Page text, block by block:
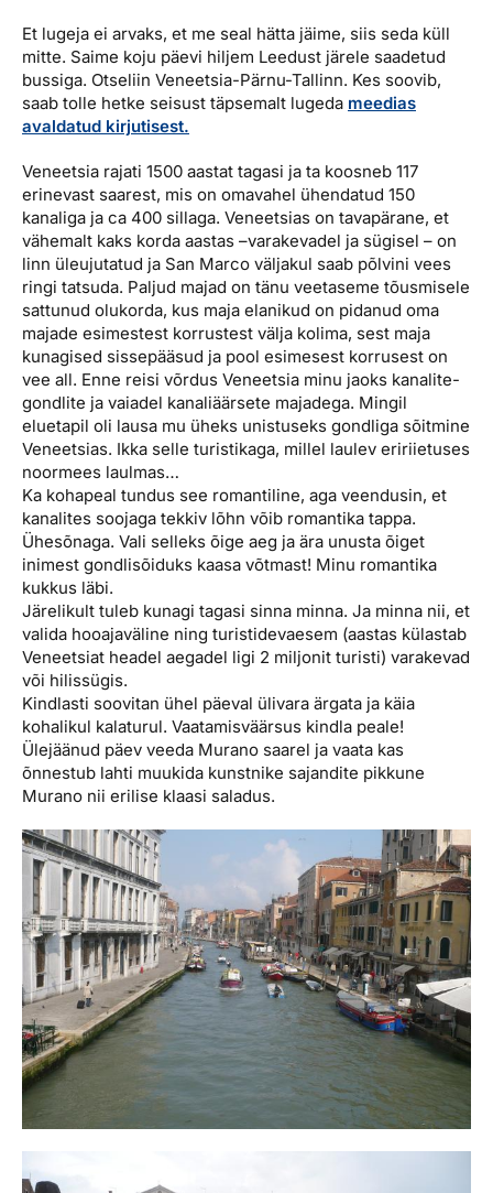
Et lugeja ei arvaks, et me seal hätta jäime, siis seda küll
mitte. Saime koju päevi hiljem Leedust järele saadetud
bussiga. Otseliin Veneetsia-Pärnu-Tallinn. Kes soovib,
saab tolle hetke seisust täpsemalt lugeda meedias
avaldatud kirjutisest.
Veneetsia rajati 1500 aastat tagasi ja ta koosneb 117
erinevast saarest, mis on omavahel ühendatud 150
kanaliga ja ca 400 sillaga. Veneetsias on tavapärane, et
vähemalt kaks korda aastas –varakevadel ja sügisel – on
linn üleujutatud ja San Marco väljakul saab põlvini vees
ringi tatsuda. Paljud majad on tänu veetaseme tõusmisele
sattunud olukorda, kus maja elanikud on pidanud oma
majade esimestest korrustest välja kolima, sest maja
kunagised sissepääsud ja pool esimesest korrusest on
vee all. Enne reisi võrdus Veneetsia minu jaoks kanalite-
gondlite ja vaiadel kanaliäärsete majadega. Mingil
eluetapil oli lausa mu üheks unistuseks gondliga sõitmine
Veneetsias. Ikka selle turistikaga, millel laulev eririietuses
noormees laulmas…
Ka kohapeal tundus see romantiline, aga veendusin, et
kanalites soojaga tekkiv lõhn võib romantika tappa.
Ühesõnaga. Vali selleks õige aeg ja ära unusta õiget
inimest gondlisõiduks kaasa võtmast! Minu romantika
kukkus läbi.
Järelikult tuleb kunagi tagasi sinna minna. Ja minna nii, et
valida hooajaväline ning turistidevaesem (aastas külastab
Veneetsiat headel aegadel ligi 2 miljonit turisti) varakevad
või hilissügis.
Kindlasti soovitan ühel päeval ülivara ärgata ja käia
kohalikul kalaturul. Vaatamisväärsus kindla peale!
Ülejäänud päev veeda Murano saarel ja vaata kas
õnnestub lahti muukida kunstnike sajandite pikkune
Murano nii erilise klaasi saladus.